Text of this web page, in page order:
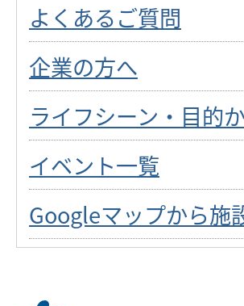
よくあるご質問
企業の方へ
ライフシーン・目的
イベント一覧
Googleマップから施